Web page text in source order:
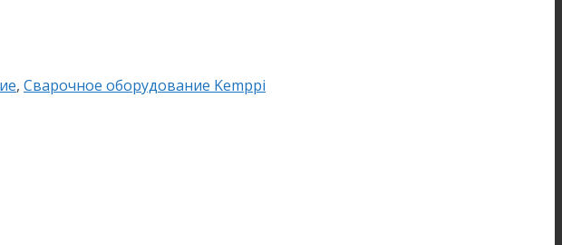
, Сварочное оборудование Kemppi